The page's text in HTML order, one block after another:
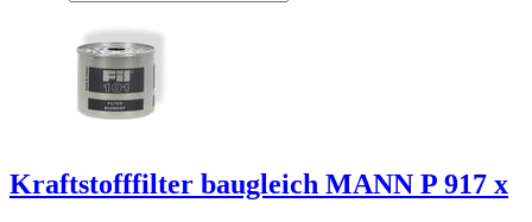
Kraftstofffilter baugleich MANN P 917 x